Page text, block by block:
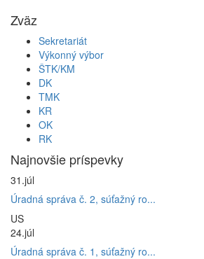
Zväz
Sekretariát
Výkonný výbor
ŠTK/KM
DK
TMK
KR
OK
RK
Najnovšie príspevky
31.júl
Úradná správa č. 2, súťažný ro...
US
24.júl
Úradná správa č. 1, súťažný ro...